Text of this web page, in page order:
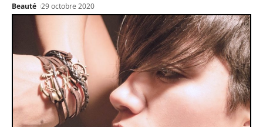
Beauté 29 octobre 2020